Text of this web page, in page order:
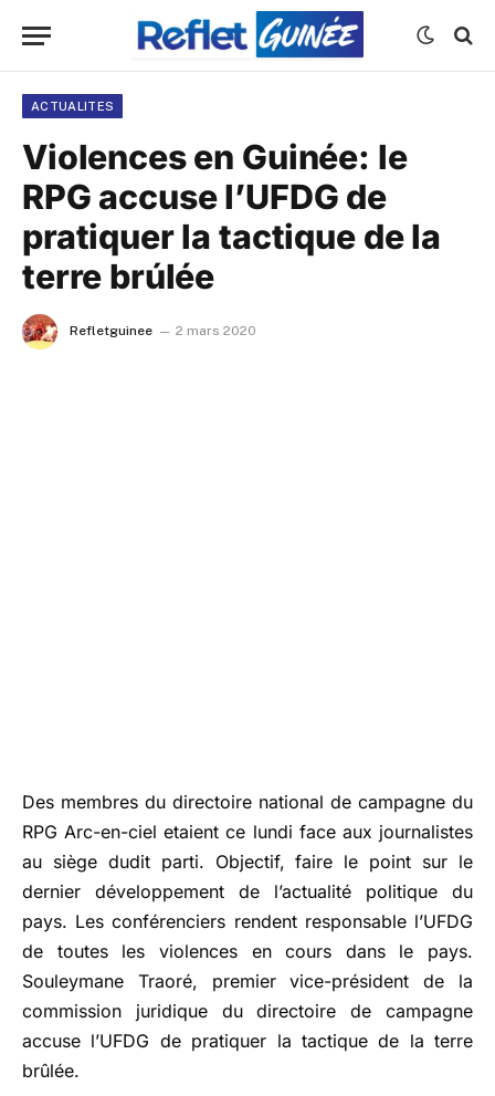
ACTUALITES
Violences en Guinée: le
RPG accuse l’UFDG de
pratiquer la tactique de la
terre brúlée
Refletguinee 2 mars 2020
Des membres du directoire national de campagne du
RPG Arc-en-ciel etaient ce lundi face aux journalistes
au siège dudit parti. Objectif, faire le point sur le
dernier développement de l’actualité politique du
pays. Les conférenciers rendent responsable l’UFDG
de toutes les violences en cours dans le pays.
Souleymane Traoré, premier vice-président de la
commission juridique du directoire de campagne
accuse l’UFDG de pratiquer la tactique de la terre
brûlée.